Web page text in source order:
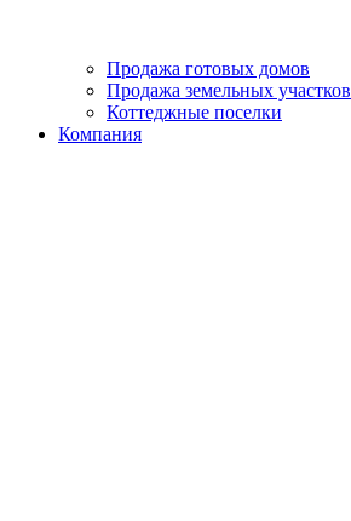
Продажа готовых домов
Продажа земельных участков
Коттеджные поселки
Компания